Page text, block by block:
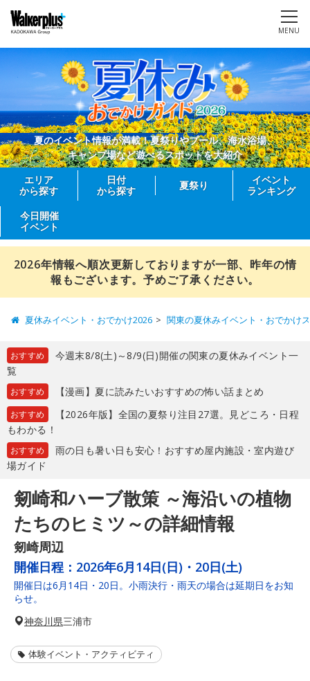
MENU
夏のイベント情報が満載！夏祭りやプール、海水浴場、
キャンプ場など遊べるスポットを大紹介
エリア
から探す
日付
から探す
夏祭り
イベント
ランキング
今日開催
イベント
2026年情報へ順次更新しておりますが一部、昨年の情
報もございます。予めご了承ください。
夏休みイベント・おでかけ2026 関東の夏休みイベント・おでかけ
おすすめ
今週末8/8(土)～8/9(日)開催の関東の夏休みイベント一
覧
おすすめ 【漫画】夏に読みたいおすすめの怖い話まとめ
おすすめ
【2026年版】全国の夏祭り注目27選。見どころ・日程
もわかる！
おすすめ
雨の日も暑い日も安心！おすすめ屋内施設・室内遊び
場ガイド
剱崎和ハーブ散策 ～海沿いの植物
たちのヒミツ～の詳細情報
剱崎周辺
開催日程： 2026年6月14日(日)・20日(土)
開催日は6月14日・20日。小雨決行・雨天の場合は延期日をお知
らせ。
神奈川県三浦市
体験イベント・アクティビティ